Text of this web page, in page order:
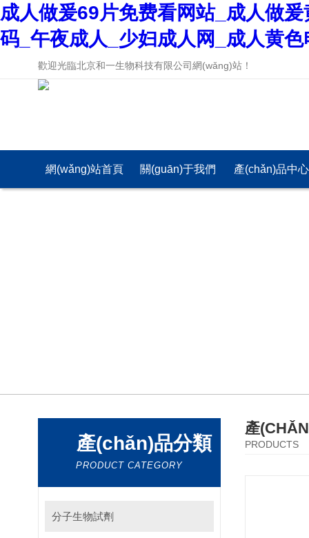
成人做爰69片免费看网站_成人做
码_午夜成人_少妇成人网_成人黄
歡迎光臨北京和一生物科技有限公司網(wǎng)站！
網(wǎng)站首頁 關(guān)于我們 產(chǎn)品中心
產(chǎn)品分類
PRODUCT CATEGORY
分子生物試劑
產
PRODUCTS